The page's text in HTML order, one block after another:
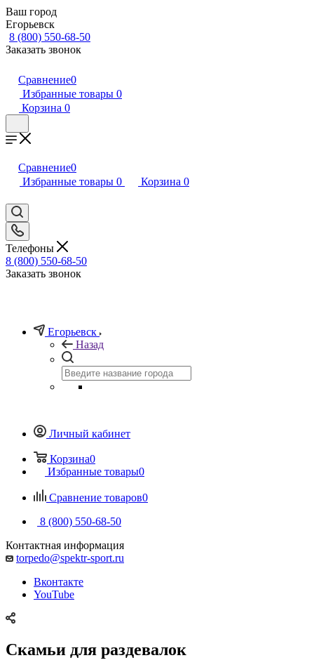
Ваш город
Егорьевск
8 (800) 550-68-50
Заказать звонок
Сравнение0
Избранные товары 0
Корзина 0
Сравнение0
Избранные товары 0 Корзина 0
Телефоны
8 (800) 550-68-50
Заказать звонок
Егорьевск
Назад
Личный кабинет
Корзина0
Избранные товары0
Сравнение товаров0
8 (800) 550-68-50
Контактная информация
torpedo@spektr-sport.ru
Вконтакте
YouTube
Скамьи для раздевалок